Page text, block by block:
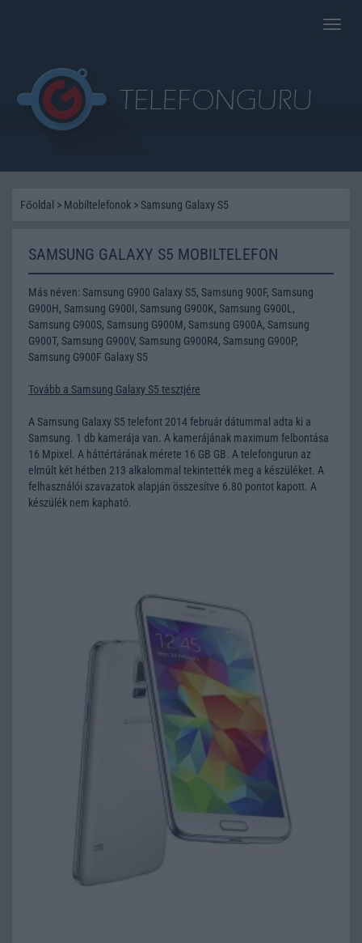
Toggle
Főoldal > Mobiltelefonok > Samsung Galaxy S5
SAMSUNG GALAXY S5 MOBILTELEFON
Más néven: Samsung G900 Galaxy S5, Samsung 900F, Samsung
G900H, Samsung G900I, Samsung G900K, Samsung G900L,
Samsung G900S, Samsung G900M, Samsung G900A, Samsung
G900T, Samsung G900V, Samsung G900R4, Samsung G900P,
Samsung G900F Galaxy S5
Tovább a Samsung Galaxy S5 tesztjére
A Samsung Galaxy S5 telefont 2014 február dátummal adta ki a
Samsung. 1 db kamerája van. A kamerájának maximum felbontása
16 Mpixel. A háttértárának mérete 16 GB GB. A telefongurun az
elmúlt két hétben 213 alkalommal tekintették meg a készüléket. A
felhasználói szavazatok alapján összesítve 6.80 pontot kapott. A
készülék nem kapható.